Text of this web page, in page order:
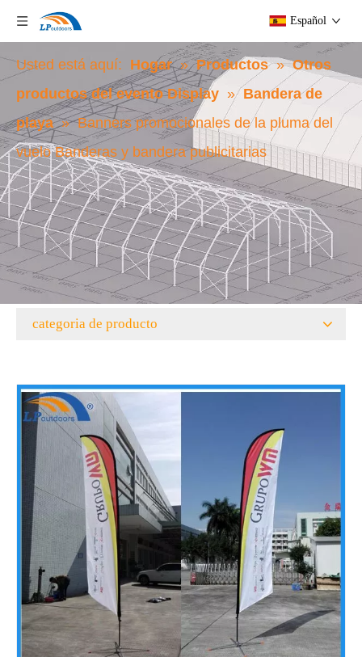
Español
Usted está aquí: Hogar » Productos » Otros
productos del evento Display » Bandera de
playa » Banners promocionales de la pluma del
vuelo Banderas y bandera publicitarias
categoria de producto